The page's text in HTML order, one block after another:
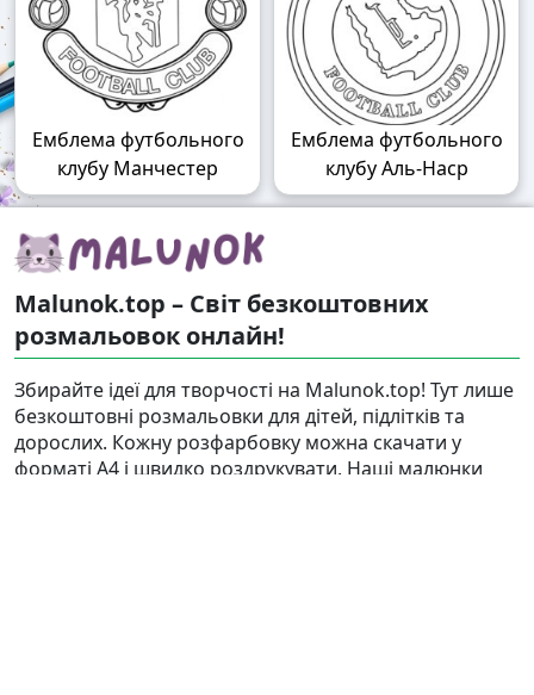
Емблема футбольного
клубу Манчестер
Емблема футбольного
клубу Аль-Наср
Malunok.top – Світ безкоштовних
розмальовок онлайн!
Збирайте ідеї для творчості на Malunok.top! Тут лише
безкоштовні розмальовки для дітей, підлітків та
дорослих. Кожну розфарбовку можна скачати у
форматі А4 і швидко роздрукувати. Наші малюнки